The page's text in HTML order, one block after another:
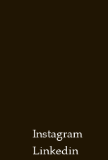
Instagram
Linkedin